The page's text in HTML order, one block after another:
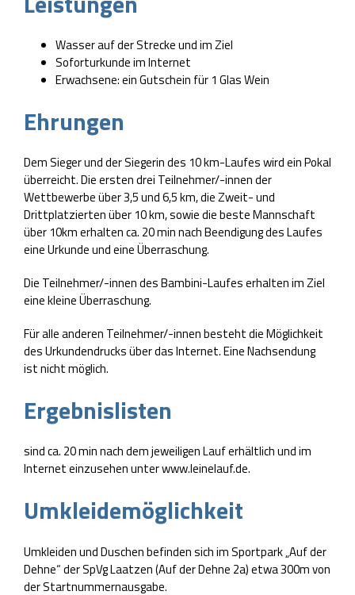
Wasser auf der Strecke und im Ziel
Soforturkunde im Internet
Erwachsene: ein Gutschein für 1 Glas Wein
Ehrungen
Dem Sieger und der Siegerin des 10 km-Laufes wird ein Pokal
überreicht. Die ersten drei Teilnehmer/-innen der
Wettbewerbe über 3,5 und 6,5 km, die Zweit- und
Drittplatzierten über 10 km, sowie die beste Mannschaft
über 10km erhalten ca. 20 min nach Beendigung des Laufes
eine Urkunde und eine Überraschung.
Die Teilnehmer/-innen des Bambini-Laufes erhalten im Ziel
eine kleine Überraschung.
Für alle anderen Teilnehmer/-innen besteht die Möglichkeit
des Urkundendrucks über das Internet. Eine Nachsendung
ist nicht möglich.
Ergebnislisten
sind ca. 20 min nach dem jeweiligen Lauf erhältlich und im
Internet einzusehen unter www.leinelauf.de.
Umkleidemöglichkeit
Umkleiden und Duschen befinden sich im Sportpark „Auf der
Dehne“ der SpVg Laatzen (Auf der Dehne 2a) etwa 300m von
der Startnummernausgabe.